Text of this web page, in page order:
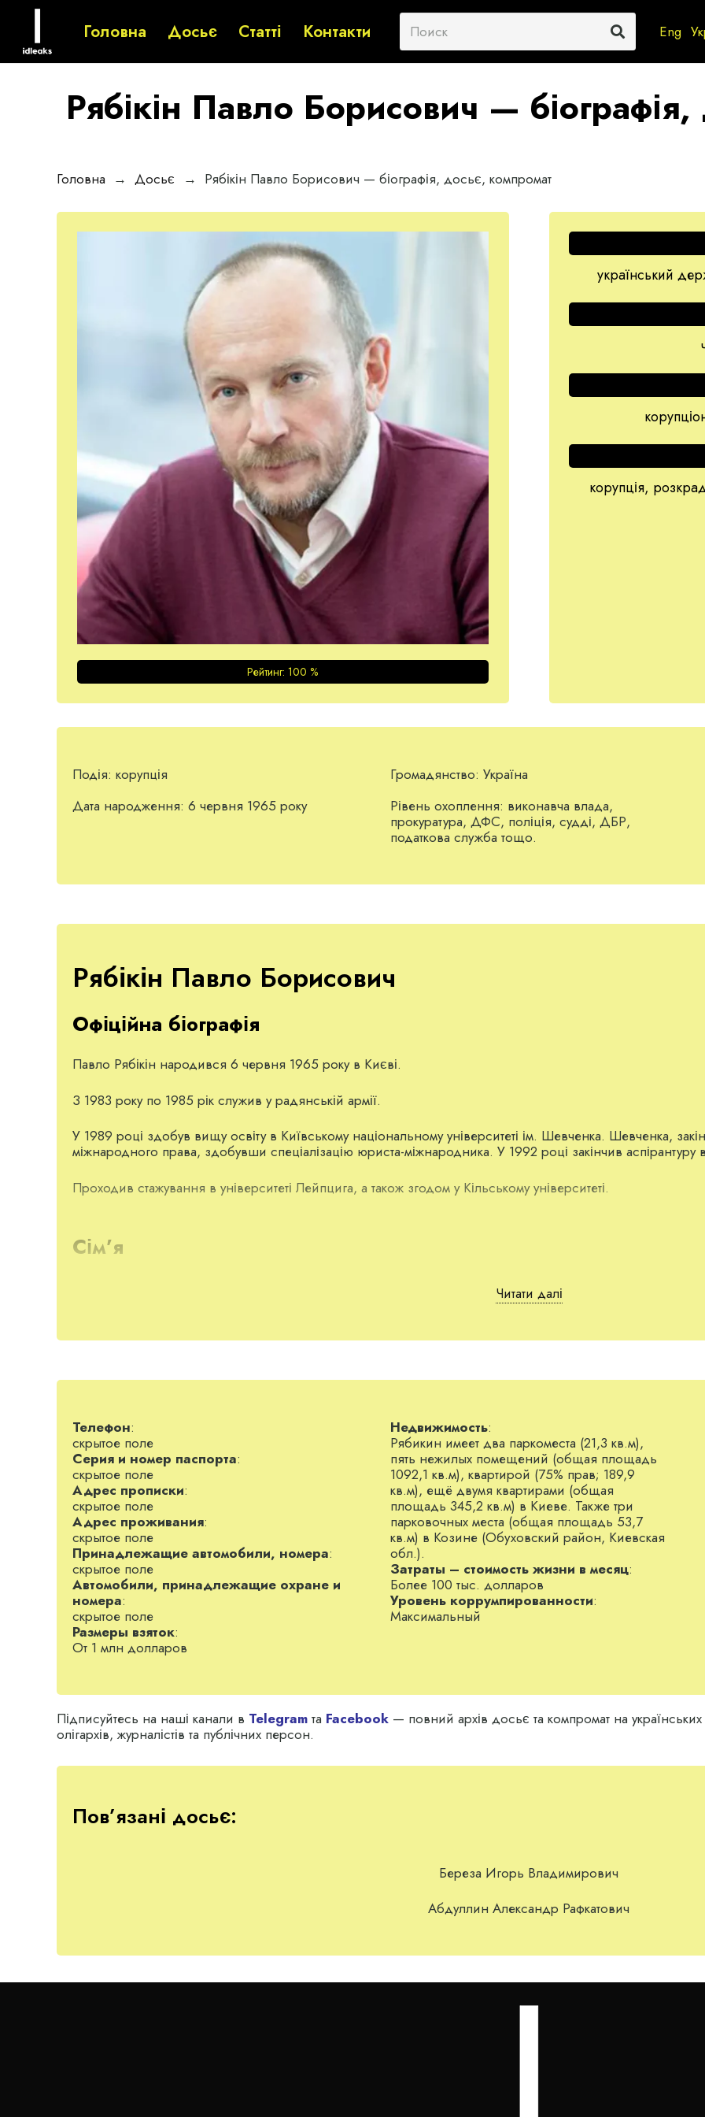
Головна Досьє Статті Контакти Eng
Рябікін Павло Борисович —
Головна → Досьє → Рябікін Павло Борисович — біографія, досьє, компромат
Рейтинг:100 %
український
корупція,
Подія: корупція
Дата народження: 6 червня 1965 року
Громадянство: Україна
Рівень охоплення: виконавча влада,
прокуратура, ДФС, поліція, судді, ДБР,
податкова служба тощо.
Рябікін Павло Борисович
Офіційна біографія
Павло Рябікін народився 6 червня 1965 року в Києві.
З 1983 року по 1985 рік служив у радянській армії.
У 1989 році здобув вищу освіту в Київському національному університеті ім. Шевченка. Шевченка,
міжнародного права, здобувши спеціалізацію юриста-міжнародника. У 1992 році закінчив аспірантуру
Проходив стажування в університеті Лейпцига, а також згодом у Кільському університеті.
Сім’я
Дружина посадовця Галина — підприємиця у сфері ресторанного бізнесу. Їй належать ресторани
Дочка — Анна Лазаревич закінчила навчання у Великій Британії та займається в Києві ресторанним
Працюючи в міністерстві транспорту і зв’язку, мав нелегальний бізнес у Миколаєві. Крім того, його
Читати далі
Телефон:
скрытое поле
Серия и номер паспорта:
скрытое поле
Адрес прописки:
скрытое поле
Адрес проживания:
скрытое поле
Принадлежащие автомобили, номера:
скрытое поле
Автомобили, принадлежащие охране и
номера:
скрытое поле
Размеры взяток:
От 1 млн долларов
Недвижимость:
Рябикин имеет два паркоместа (21,3 кв.м),
пять нежилых помещений (общая площадь
1092,1 кв.м), квартирой (75% прав; 189,9
кв.м), ещё двумя квартирами (общая
площадь 345,2 кв.м) в Киеве. Также три
парковочных места (общая площадь 53,7
кв.м) в Козине (Обуховский район, Киевская
обл.).
Затраты – стоимость жизни в месяц:
Более 100 тыс. долларов
Уровень коррумпированности:
Максимальный
Підписуйтесь на наші канали в Telegram та Facebook — повний архів досьє та компромат на українських
олігархів, журналістів та публічних персон.
Пов’язані досьє:
Береза Игорь Владимирович
Абдуллин Александр Рафкатович